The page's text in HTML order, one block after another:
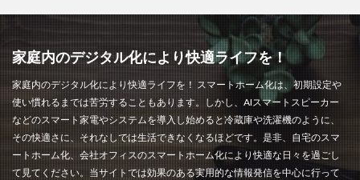
家庭内のデジタル化により快適ライフを！
家庭内のデジタル化により快適ライフを！ スマートホーム化は、初期設定や
使い慣れるまでは苦労することもあります。しかし、AIスマートスピーカー
などのスマート家電やシステムを導入し始めると冷蔵庫や洗濯機のように、
その快適さに、それなしでは生活できなくなるほどです。是非、自宅のスマ
ートホーム化、会社オフィスのスマートホーム化により快適な日々を過ごし
て見てください。当サイトでは効果のある実用的な情報発信を中心に行って